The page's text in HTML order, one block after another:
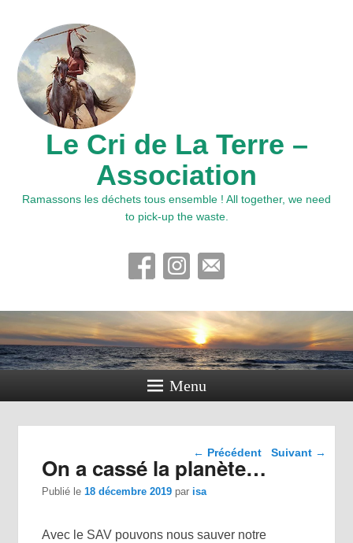
Le Cri de La Terre –
Association
Ramassons les déchets tous ensemble ! All together, we need
to pick-up the waste.
Menu
Navigation dans les
← Précédent Suivant →
On a cassé la planète…
Publié le18 décembre 2019 par isa
Avec le SAV pouvons nous sauver notre